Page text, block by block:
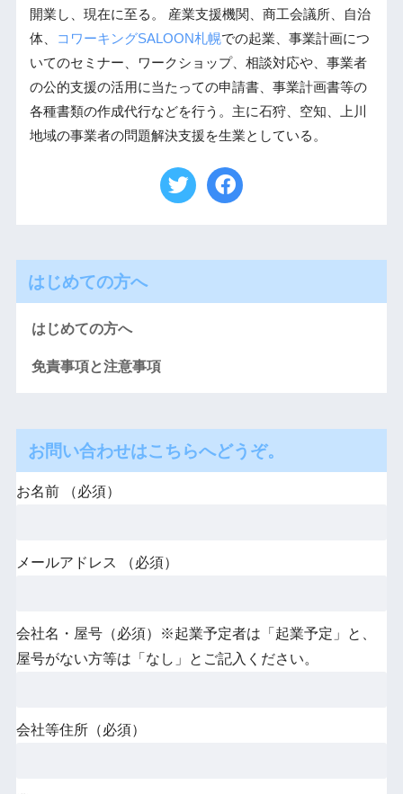
開業し、現在に至る。 産業支援機関、商工会議所、自治
体、
コワーキングSALOON札幌での起業、事業計画につ
いてのセミナー、ワークショップ、相談対応や、事業者
の公的支援の活用に当たっての申請書、事業計画書等の
各種書類の作成代行などを行う。主に石狩、空知、上川
地域の事業者の問題解決支援を生業としている。
はじめての方へ
はじめての方へ
免責事項と注意事項
お問い合わせはこちらへどうぞ。
お名前 （必須）
メールアドレス （必須）
会社名・屋号（必須）※起業予定者は「起業予定」と、
屋号がない方等は「なし」とご記入ください。
会社等住所（必須）